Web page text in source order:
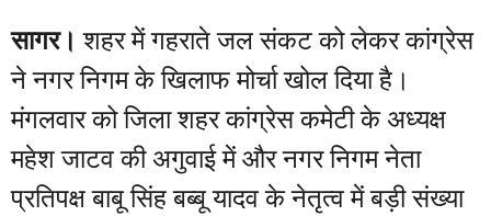
सागर। शहर में गहराते जल संकट को लेकर कांग्रेस
ने नगर निगम के खिलाफ मोर्चा खोल दिया है।
मंगलवार को जिला शहर कांग्रेस कमेटी के अध्यक्ष
महेश जाटव की अगुवाई में और नगर निगम नेता
प्रतिपक्ष बाबू सिंह बब्बू यादव के नेतृत्व में बड़ी संख्या